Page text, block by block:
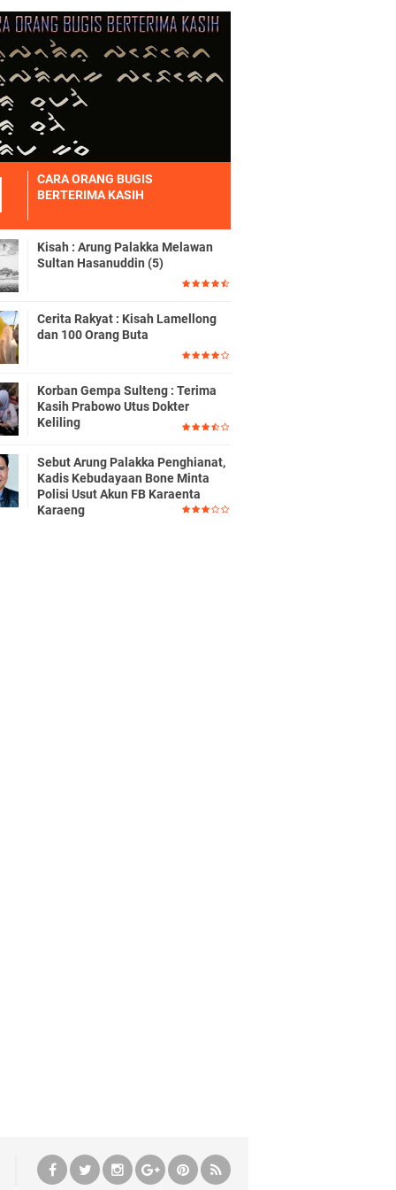
CARA ORANG BUGIS
BERTERIMA KASIH
Kisah : Arung Palakka Melawan
Sultan Hasanuddin (5)
Cerita Rakyat : Kisah Lamellong
dan 100 Orang Buta
Korban Gempa Sulteng : Terima
Kasih Prabowo Utus Dokter
Keliling
Sebut Arung Palakka Penghianat,
Kadis Kebudayaan Bone Minta
Polisi Usut Akun FB Karaenta
Karaeng